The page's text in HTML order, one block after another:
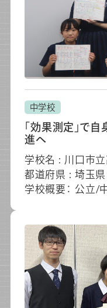
中学校
「効果測定」で
進へ
学校名 : 川口市
都道府県 : 埼玉県
学校概要： 公立/